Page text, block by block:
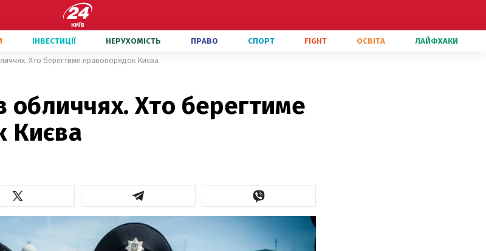
ІНВЕСТИЦІЇ НЕРУХОМІСТЬ ПРАВО СПОРТ FIGHT ОСВІТА ЛАЙФХАКИ
Хто берегтиме правопорядок Києва
обличчях. Хто берегтиме
Києва